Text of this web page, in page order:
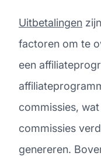
Uitbetalingen
factoren om te
een
commissies,
commissies
genereren.